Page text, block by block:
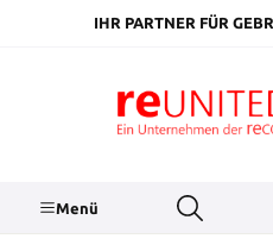
springenIHR PARTNER FÜR
Menü